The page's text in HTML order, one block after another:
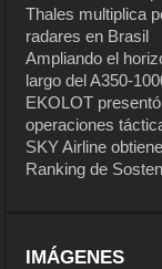
Thales multiplica
radares en Brasil
Ampliando el
largo del A350-
EKOLOT
operaciones
SKY Airline
Ranking de
IMÁGENES